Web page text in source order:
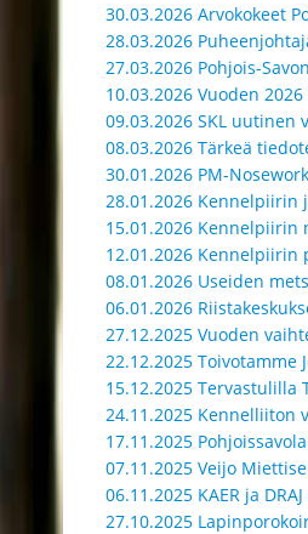
30.03.2026 Arvokokeet
28.03.2026
27.03.2026 Pohjois-
10.03.2026 Vuoden
09.03.2026 SKL uutinen
08.03.2026 Tärkeä
30.01.2026 PM-
28.01.2026 Kennelpiirin
15.01.2026 Kennelpiirin
12.01.2026
08.01.2026 Useiden
06.01.2026
27.12.2025 Vuoden
22.12.2025 Toivotamme
15.12.2025 Tervastulilla
24.11.2025 Kennelliiton
17.11.2025
07.11.2025 Veijo
06.11.2025 KAER ja
27.10.2025